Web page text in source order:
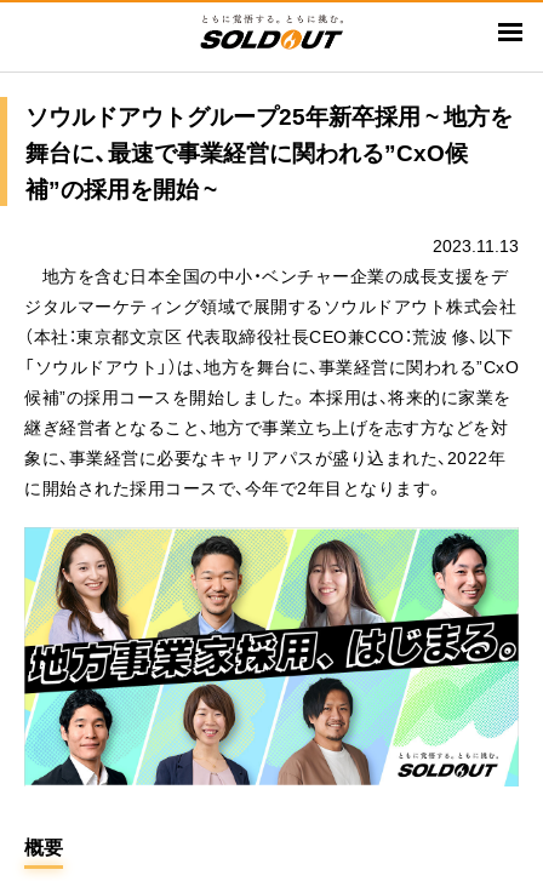
ン
ソウルドアウトグループ25年新卒採用 ~ 地方を
舞台に、最速で事業経営に関われる”CxO候
補”の採用を開始 ~
2023.11.13
地方を含む日本全国の中小・ベンチャー企業の成長支援をデ
ジタルマーケティング領域で展開するソウルドアウト株式会社
（本社：東京都文京区 代表取締役社長CEO兼CCO：荒波 修、以下
「ソウルドアウト」）は、地方を舞台に、事業経営に関われる”CxO
候補”の採用コースを開始しました。本採用は、将来的に家業を
継ぎ経営者となること、地方で事業立ち上げを志す方などを対
象に、事業経営に必要なキャリアパスが盛り込まれた、2022年
に開始された採用コースで、今年で2年目となります。
概要